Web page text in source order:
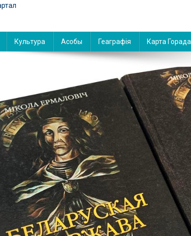
Культура Асобы Геаграфія Карта Горада